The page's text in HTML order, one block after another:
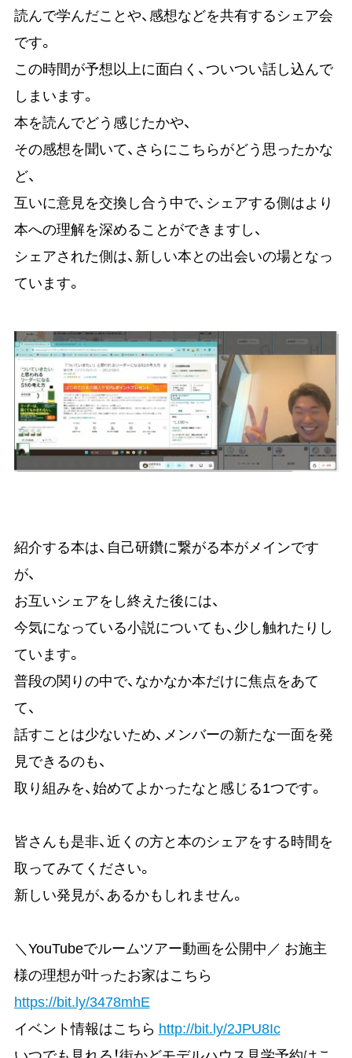
読んで学んだことや、感想などを共有するシェア会
です。
この時間が予想以上に面白く、ついつい話し込んで
しまいます。
本を読んでどう感じたかや、
その感想を聞いて、さらにこちらがどう思ったかな
ど、
互いに意見を交換し合う中で、シェアする側はより
本への理解を深めることができますし、
シェアされた側は、新しい本との出会いの場となっ
ています。
紹介する本は、自己研鑽に繋がる本がメインです
が、
お互いシェアをし終えた後には、
今気になっている小説についても、少し触れたりし
ています。
普段の関りの中で、なかなか本だけに焦点をあて
て、
話すことは少ないため、メンバーの新たな一面を発
見できるのも、
取り組みを、始めてよかったなと感じる1つです。
皆さんも是非、近くの方と本のシェアをする時間を
取ってみてください。
新しい発見が、あるかもしれません。
＼YouTubeでルームツアー動画を公開中／ お施主
様の理想が叶ったお家はこちら
https://bit.ly/3478mhE
イベント情報はこちら http://bit.ly/2JPU8Ic